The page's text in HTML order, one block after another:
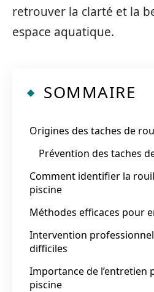
retrouver la clarté et la
espace aquatique.
SOMMAIRE
Origines des taches de
Prévention des taches
Comment identifier la
piscine
Méthodes efficaces pour
Intervention
difficiles
Importance de l’entretien
piscine